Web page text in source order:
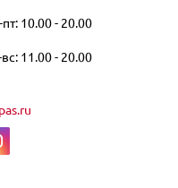
10.00 - 20.00
11.00 - 20.00